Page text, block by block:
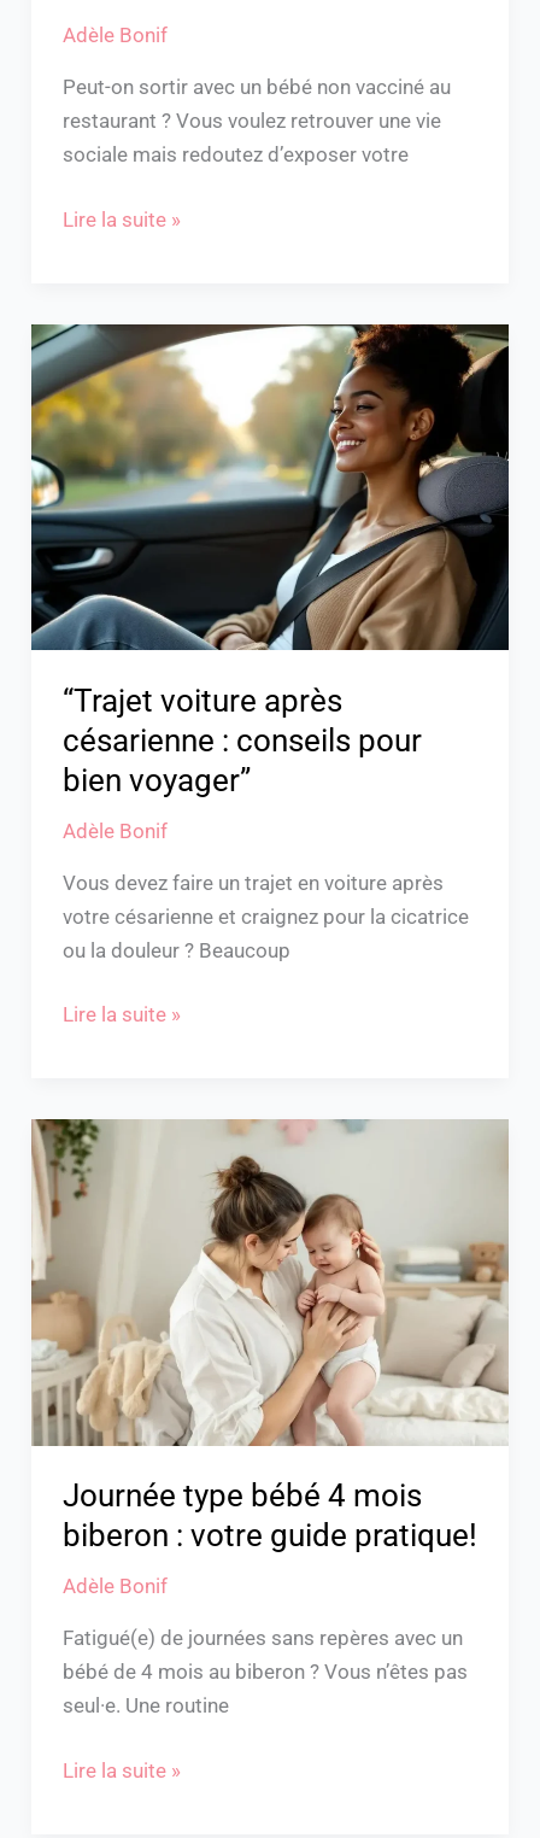
Adèle Bonif
Peut-on sortir avec un bébé non vacciné au
restaurant ? Vous voulez retrouver une vie
sociale mais redoutez d’exposer votre
Lire la suite »
“Trajet voiture après
césarienne : conseils pour
bien voyager”
Adèle Bonif
Vous devez faire un trajet en voiture après
votre césarienne et craignez pour la cicatrice
ou la douleur ? Beaucoup
“Trajet
voiture
après
césarienne
:
conseils
pour
bien
voyager”
Lire la suite »
Journée type bébé 4 mois
biberon : votre guide pratique!
Adèle Bonif
Fatigué(e) de journées sans repères avec un
bébé de 4 mois au biberon ? Vous n’êtes pas
seul·e. Une routine
Journée
type
bébé
biberon
:
votre
guide
pratique!
Lire la suite »